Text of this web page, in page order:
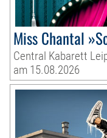
Miss Chantal
Central Kabarett
am 15.08.2026